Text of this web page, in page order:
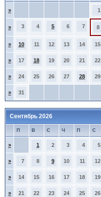
» 1
» 3 4 5 6 7 8
» 10 11 12 13 14 15
» 17 18 19 20 21 22
» 24 25 26 27 28 29
» 31
Сентябрь 2026
П В С Ч П С
» 1 2 3 4 5
» 7 8 9 10 11 12
» 14 15 16 17 18 19
» 21 22 23 24 25 26